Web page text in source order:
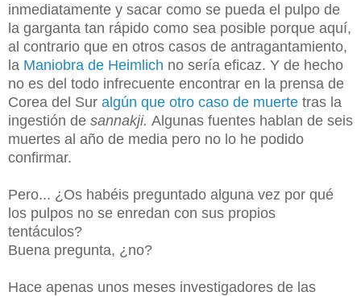
inmediatamente y sacar como se pueda el pulpo de
la garganta tan rápido como sea posible porque aquí,
al contrario que en otros casos de antragantamiento,
la Maniobra de Heimlich no sería eficaz. Y de hecho
no es del todo infrecuente encontrar en la prensa de
Corea del Sur algún que otro caso de muerte tras la
ingestión de sannakji. Algunas fuentes hablan de seis
muertes al año de media pero no lo he podido
confirmar.
Pero... ¿Os habéis preguntado alguna vez por qué
los pulpos no se enredan con sus propios
tentáculos?
Buena pregunta, ¿no?
Hace apenas unos meses investigadores de las